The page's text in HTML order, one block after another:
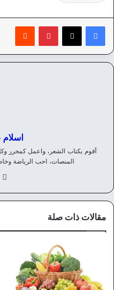
بينتيريست
أقوم بكتاب الشعر، واعمل كمحرر
المنصات، احب الرياضة
مقالات ذات صلة